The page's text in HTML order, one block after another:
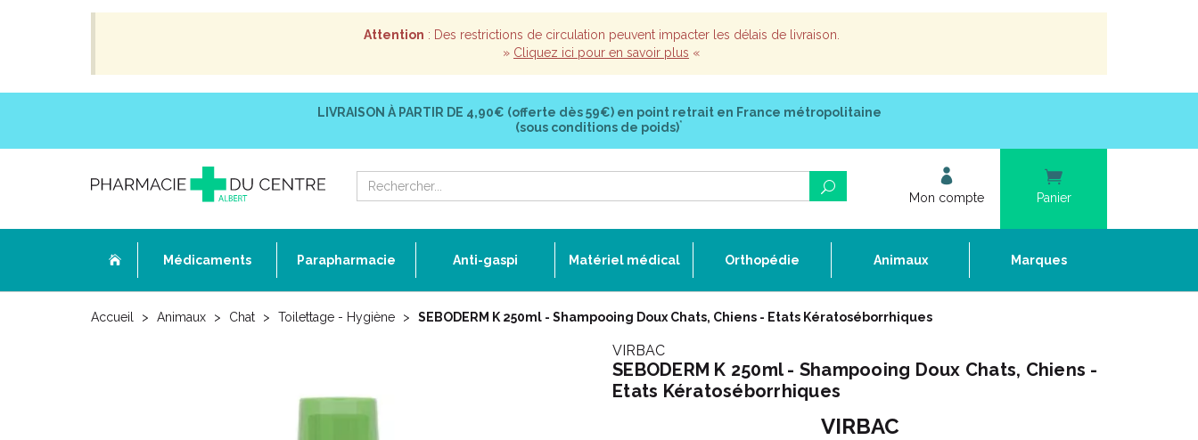
Attention : Des restrictions de circulation peuvent impacter les délais de livraison.
» Cliquez ici pour en savoir plus «
LIVRAISON À PARTIR DE 4,90€ (offerte dès 59€) en point retrait en France métropolitaine
(sous conditions de poids)*
Mon compte Panier
Médicaments Parapharmacie Anti-gaspi Matériel médical Orthopédie Animaux Marques
Accueil Animaux Chat Toilettage - Hygiène SEBODERM K 250ml - Shampooing Doux Chats, Chiens - Etats Kératoséborrhiques
VIRBAC
SEBODERM K 250ml - Shampooing Doux Chats, Chiens -
Etats Kératoséborrhiques
VIRBAC